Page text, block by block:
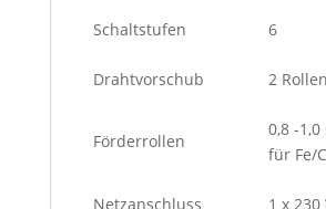
Schaltstufen 6
Drahtvorschub 2 Rollen
Förderrollen
0,8 -
für Fe/
Netzanschluss 1 x 230